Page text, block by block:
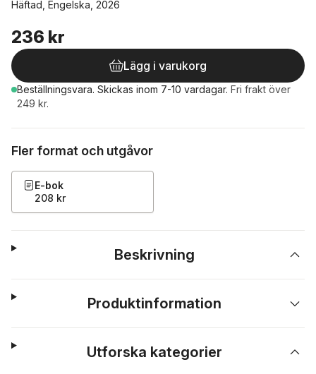
Häftad, Engelska, 2026
236 kr
Lägg i varukorg
Beställningsvara. Skickas inom 7-10 vardagar. Fri frakt över
249 kr.
Fler format och utgåvor
E-bok
208 kr
Beskrivning
Produktinformation
Utforska kategorier